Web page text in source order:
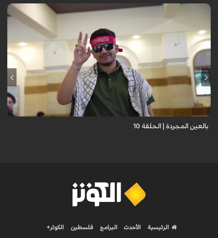
برنامج "بالعين المجردة" هو توثيق إنسانيٌّ شجاعٌ للحياة تحت وطأة الحرب،
حيث نستمع فيه إلى شهاداتٍ حيّةٍ لأشخاص عايشوا التفجيرات والدمار، فنرى
بعيونهم ت...
بالعين المجردة | الحلقة 10
الرئيسية الأحدث البرامج فلسطين الكوثر+